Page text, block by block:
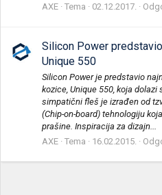
AXE Tema 02.12.2017.
Silicon Power
Unique 550
Silicon Power je predstavio
kozice, Unique 550, koja dolazi
simpatični fleš je izrađen od
(Chip-on-board) tehnologiju
prašine. Inspiracija za dizajn...
AXE Tema 16.02.2015.